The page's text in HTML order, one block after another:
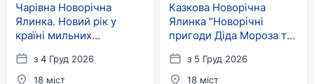
Чарівна Новорічна
Ялинка. Новий рік у
країні мильних
з 4 Груд 2026
18 міст
Казкова Новорічна
Ялинка "Новорічні
пригоди Діда Мороза та
Німеччині
з 5 Груд 2026
18 міст